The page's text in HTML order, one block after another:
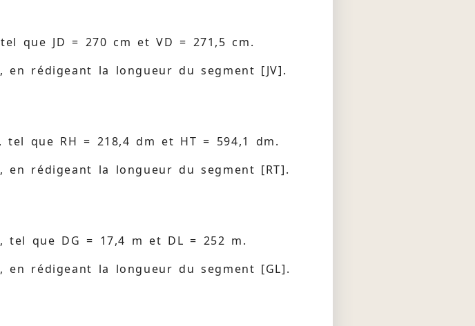
que JD = 270 cm et VD = 271,5 cm.
en rédigeant la longueur du segment [JV].
que RH = 218,4 dm et HT = 594,1 dm.
en rédigeant la longueur du segment [RT].
tel que DG = 17,4 m et DL = 252 m.
en rédigeant la longueur du segment [GL].